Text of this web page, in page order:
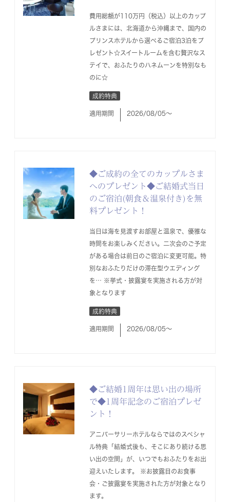
費用総額が110万円（税込）以上のカップ
ルさまには、北海道から沖縄まで、国内の
プリンスホテルから選べるご宿泊3泊をプ
レゼント☆スイートルームを含む贅沢なス
テイで、おふたりのハネムーンを特別なも
のに☆
成約特典
適用期間 2026/08/05〜
◆ご成約の全てのカップルさま
へのプレゼント◆ご結婚式当日
のご宿泊(朝食＆温泉付き)を無
料プレゼント！
当日は海を見渡すお部屋と温泉で、優雅な
時間をお楽しみください。二次会のご予定
がある場合は前日のご宿泊に変更可能。特
別なおふたりだけの滞在型ウエディング
を… ※挙式・披露宴を実施される方が対
象となります
成約特典
適用期間 2026/08/05〜
◆ご結婚1周年は思い出の場所
で◆1周年記念のご宿泊プレゼ
ント！
アニバーサリーホテルならではのスペシャ
ル特典「結婚式後も、そこにあり続ける思
い出の空間」が、いつでもおふたりをお出
迎えいたします。 ※お披露目のお食事
会・ご披露宴を実施された方が対象となり
ます。